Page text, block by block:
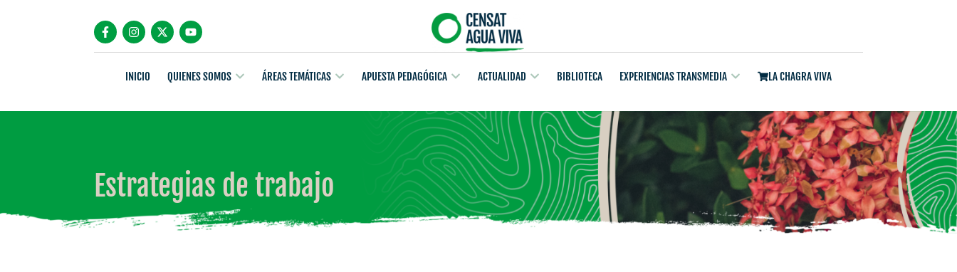
INICIO QUIENES SOMOS ÁREAS TEMÁTICAS APUESTA PEDAGÓGICA ACTUALIDAD BIBLIOTECA EXPERIENCIAS TRANSMEDIA LA CHAGRA VIVA
Estrategias de trabajo